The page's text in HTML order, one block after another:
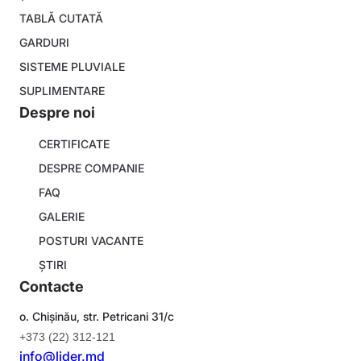
menu
TABLĂ CUTATĂ
GARDURI
SISTEME PLUVIALE
SUPLIMENTARE
Despre noi
About
company
CERTIFICATE
DESPRE COMPANIE
FAQ
GALERIE
POSTURI VACANTE
ȘTIRI
Contacte
o. Chișinău, str. Petricani 31/c
+373 (22) 312-121
info@lider.md